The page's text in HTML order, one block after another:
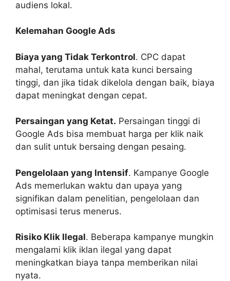
audiens lokal.
Kelemahan Google Ads
Biaya yang Tidak Terkontrol. CPC dapat
mahal, terutama untuk kata kunci bersaing
tinggi, dan jika tidak dikelola dengan baik, biaya
dapat meningkat dengan cepat.
Persaingan yang Ketat. Persaingan tinggi di
Google Ads bisa membuat harga per klik naik
dan sulit untuk bersaing dengan pesaing.
Pengelolaan yang Intensif. Kampanye Google
Ads memerlukan waktu dan upaya yang
signifikan dalam penelitian, pengelolaan dan
optimisasi terus menerus.
Risiko Klik Ilegal. Beberapa kampanye mungkin
mengalami klik iklan ilegal yang dapat
meningkatkan biaya tanpa memberikan nilai
nyata.